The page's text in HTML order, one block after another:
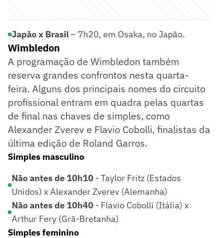
Japão x Brasil– 7h20, em Osaka, no Japão.
Wimbledon
A programação de Wimbledon também
reserva grandes confrontos nesta quarta-
feira. Alguns dos principais nomes do circuito
profissional entram em quadra pelas quartas
de final nas chaves de simples, como
Alexander Zverev e Flavio Cobolli, finalistas da
última edição de Roland Garros.
Simples masculino
Não antes de 10h10 - Taylor Fritz (Estados
Unidos) x Alexander Zverev (Alemanha)
Não antes de 10h40 - Flavio Cobolli (Itália) x
Arthur Fery (Grã-Bretanha)
Simples feminino